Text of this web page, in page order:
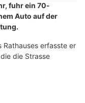
fuhr ein 70-
Auto auf der
Rathauses erfasste er
die Strasse